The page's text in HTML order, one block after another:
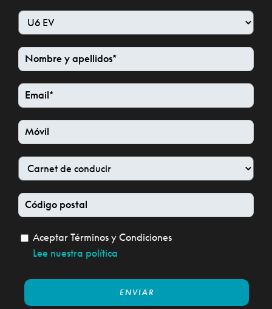
Aceptar Términos y Condiciones
Lee nuestra política